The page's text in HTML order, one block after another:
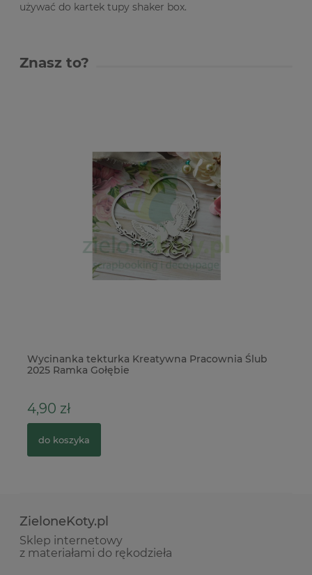
używać do kartek tupy shaker box.
Znasz to?
Wycinanka tekturka Kreatywna Pracownia Ślub
2025 Ramka Gołębie
4,90 zł
do koszyka
ZieloneKoty.pl
Sklep internetowy
z materiałami do rękodzieła